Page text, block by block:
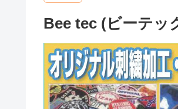
Bee tec (ビーテッ